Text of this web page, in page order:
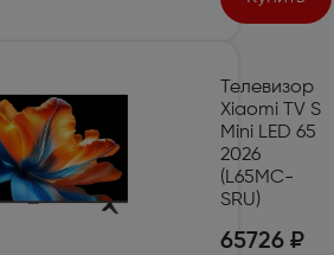
Телевизор
Xiaomi TV S
Mini LED 65
2026
(L65MC-
SRU)
65726 ₽